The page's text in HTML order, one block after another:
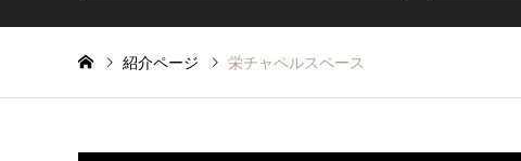
紹介ページ 栄チャペルスペース